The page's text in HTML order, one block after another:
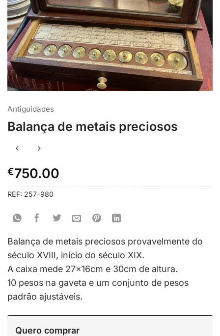
Antiguidades
Balança de metais preciosos
€750.00
REF: 257-980
Balança de metais preciosos provavelmente do
século XVIII, início do século XIX.
A caixa mede 27x16cm e 30cm de altura.
10 pesos na gaveta e um conjunto de pesos
padrão ajustáveis.
Quero comprar